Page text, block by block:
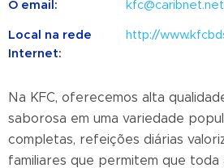
O email: kfc@caribnet.net
Local na rede
Internet:
http://
Na KFC, oferecemos alta
saborosa em uma variedade
completas, refeições diárias
familiares que permitem que toda